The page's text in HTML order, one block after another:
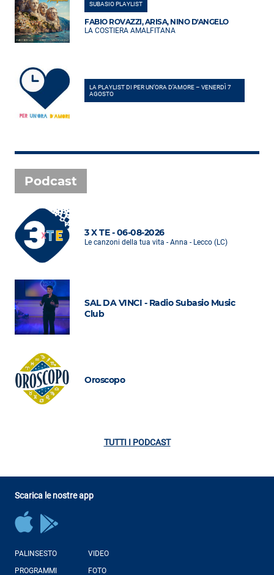
SUBASIO PLAYLIST
FABIO ROVAZZI, ARISA, NINO D'ANGELO
LA COSTIERA AMALFITANA
LA PLAYLIST DI PER UN’ORA D’AMORE – VENERDÌ 7
AGOSTO
Podcast
3 X TE - 06-08-2026
Le canzoni della tua vita - Anna - Lecco (LC)
SAL DA VINCI - Radio Subasio Music
Club
Oroscopo
TUTTI I PODCAST
Scarica le nostre app
PALINSESTO
PROGRAMMI
VIDEO
FOTO